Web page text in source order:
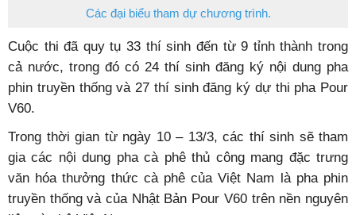
Các đại biểu tham dự chương trình.
Cuộc thi đã quy tụ 33 thí sinh đến từ 9 tỉnh thành trong
cả nước, trong đó có 24 thí sinh đăng ký nội dung pha
phin truyền thống và 27 thí sinh đăng ký dự thi pha Pour
V60.
Trong thời gian từ ngày 10 – 13/3, các thí sinh sẽ tham
gia các nội dung pha cà phê thủ công mang đặc trưng
văn hóa thưởng thức cà phê của Việt Nam là pha phin
truyền thống và của Nhật Bản Pour V60 trên nền nguyên